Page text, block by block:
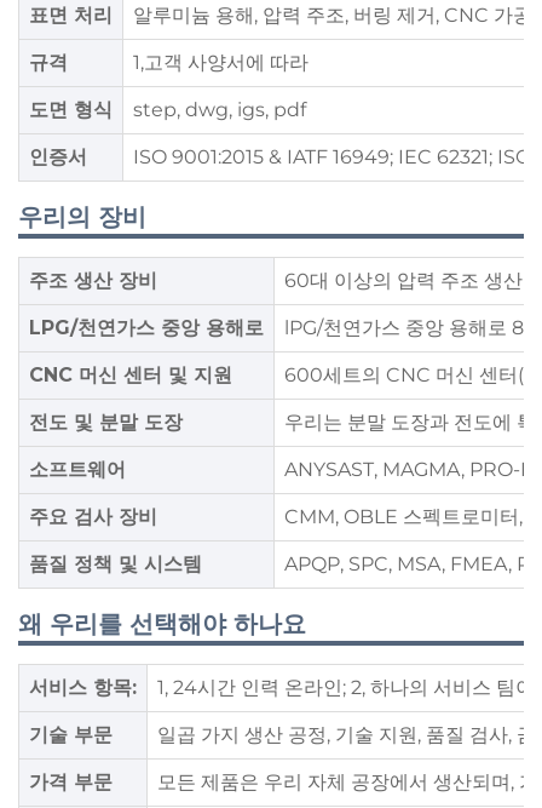
표면 처리 알루미늄 용해, 압력 주조, 버링 제거, CNC 가
규격 1,고객 사양서에 따라
도면 형식 step, dwg, igs, pdf
인증서 ISO 9001:2015 & IATF 16949; IEC 62321;
우리의 장비
주조 생산 장비 60대 이상의 압력 주조 생산
LPG/천연가스 중앙 용해로 lPG/천연가스 중앙 용해로 8
CNC 머신 센터 및 지원 600세트의 CNC 머신 센터(
전도 및 분말 도장 우리는 분말 도장과 전도에
소프트웨어 ANYSAST, MAGMA, PRO-
주요 검사 장비 CMM, OBLE 스펙트로미터,
품질 정책 및 시스템 APQP, SPC, MSA, FMEA,
왜 우리를 선택해야 하나요
서비스 항목: 1, 24시간 인력 온라인; 2, 하나의 서비스 팀
기술 부문 일곱 가지 생산 공정, 기술 지원, 품질 검사,
가격 부문 모든 제품은 우리 자체 공장에서 생산되며,